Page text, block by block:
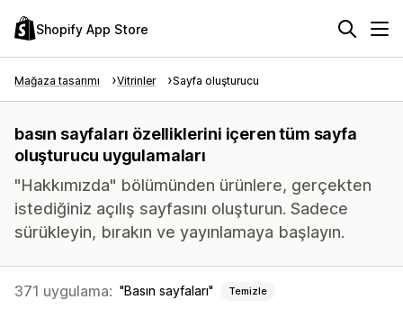
Shopify App Store
Mağaza tasarımı Vitrinler Sayfa oluşturucu
basın sayfaları özelliklerini içeren tüm sayfa
oluşturucu uygulamaları
"Hakkımızda" bölümünden ürünlere, gerçekten
istediğiniz açılış sayfasını oluşturun. Sadece
sürükleyin, bırakın ve yayınlamaya başlayın.
371 uygulama: Basın sayfaları Temizle